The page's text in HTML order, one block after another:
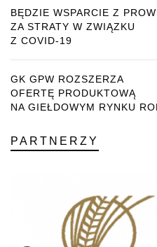
BĘDZIE WSPARCIE Z PROW
ZA STRATY W ZWIĄZKU
Z COVID-19
GK GPW ROZSZERZA
OFERTĘ PRODUKTOWĄ
NA GIEŁDOWYM RYNKU
PARTNERZY